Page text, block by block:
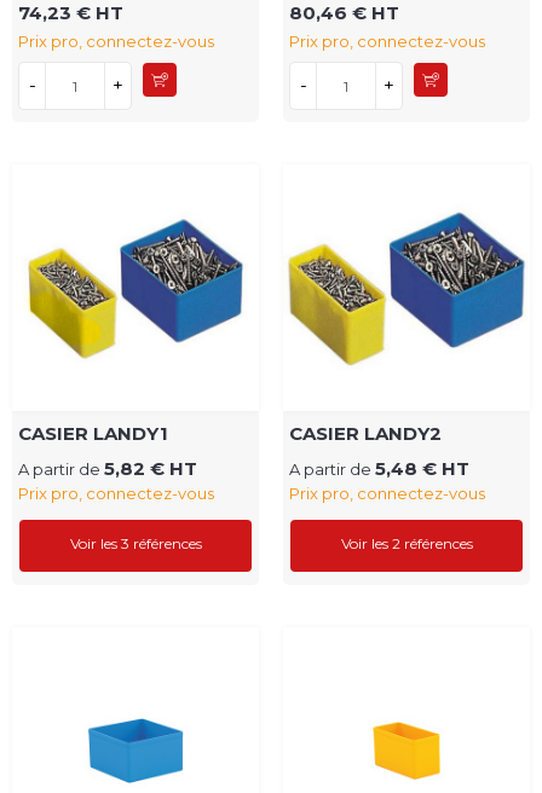
74,23 € HT
Prix pro, connectez-vous
- +
80,46 € HT
Prix pro, connectez-vous
- +
CASIER LANDY1
A partir de 5,82 € HT
Prix pro, connectez-vous
Voir les 3 références
CASIER LANDY2
A partir de 5,48 € HT
Prix pro, connectez-vous
Voir les 2 références